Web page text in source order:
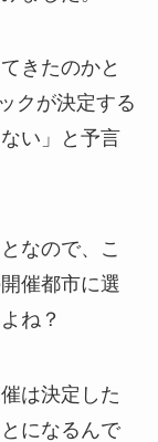
きたのかと
クが決定する
い」と予言
なので、こ
催都市に選
ね？
は決定した
になるんで